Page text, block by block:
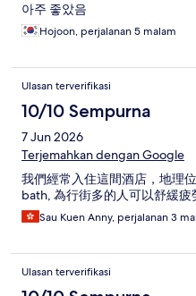
아주 좋았음
Hojoon, perjalanan 5 malam
Ulasan terverifikasi
10/10 Sempurna
7 Jun 2026
Terjemahkan dengan Google
我們經常入住這間酒店，地理
bath, 為行街多的人可以舒緩疲
Sau Kuen Anny, perjalanan 3
Ulasan terverifikasi